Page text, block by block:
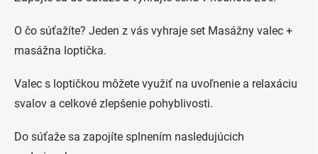
O čo súťažíte? Jeden z vás vyhraje set Masážny valec +
masážna loptička.
Valec s loptičkou môžete využiť na uvoľnenie a relaxáciu
svalov a celkové zlepšenie pohyblivosti.
Do súťaže sa zapojíte splnením nasledujúcich